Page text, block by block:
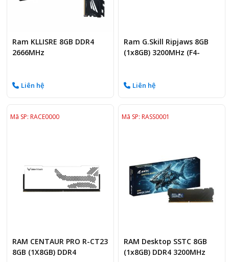
Ram KLLISRE 8GB DDR4
2666MHz
Liên hệ
Ram G.Skill Ripjaws 8GB
(1x8GB) 3200MHz (F4-
Liên hệ
Mã SP: RACE0000
RAM CENTAUR PRO R-CT23
8GB (1X8GB) DDR4
Mã SP: RASS0001
RAM Desktop SSTC 8GB
(1x8GB) DDR4 3200MHz